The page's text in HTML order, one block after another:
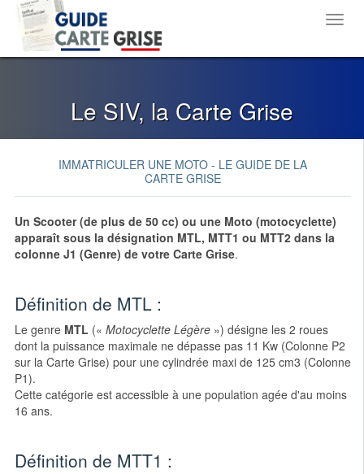
Le SIV, la Carte Grise
IMMATRICULER UNE MOTO - LE GUIDE DE LA
CARTE GRISE
Un Scooter (de plus de 50 cc) ou une Moto (motocyclette)
apparaît sous la désignation MTL, MTT1 ou MTT2 dans la
colonne J1 (Genre) de votre Carte Grise.
Définition de MTL :
Le genre MTL (« Motocyclette Légère») désigne les 2 roues
dont la puissance maximale ne dépasse pas 11 Kw (Colonne P2
sur la Carte Grise) pour une cylindrée maxi de 125 cm3 (Colonne
P1).
Cette catégorie est accessible à une population agée d'au moins
16 ans.
Définition de MTT1 :